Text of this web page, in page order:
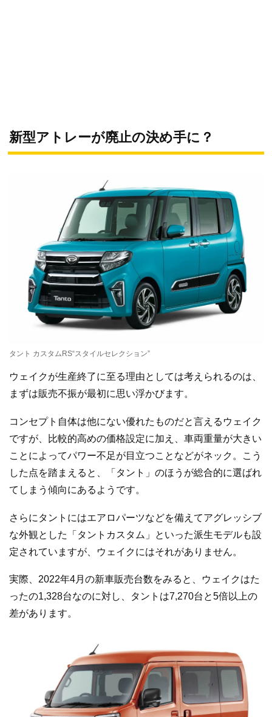
新型アトレーが廃止の決め手に？
タント カスタムRS“スタイルセレクション”
ウェイクが生産終了に至る理由としては考えられるのは、
まずは販売不振が最初に思い浮かびます。
コンセプト自体は他にない優れたものだと言えるウェイク
ですが、比較的高めの価格設定に加え、車両重量が大きい
ことによってパワー不足が目立つことなどがネック。こう
した点を踏まえると、「タント」のほうが総合的に選ばれ
てしまう傾向にあるようです。
さらにタントにはエアロパーツなどを備えてアグレッシブ
な外観とした「タントカスタム」といった派生モデルも設
定されていますが、ウェイクにはそれがありません。
実際、2022年4月の新車販売台数をみると、ウェイクはた
ったの1,328台なのに対し、タントは7,270台と5倍以上の
差があります。